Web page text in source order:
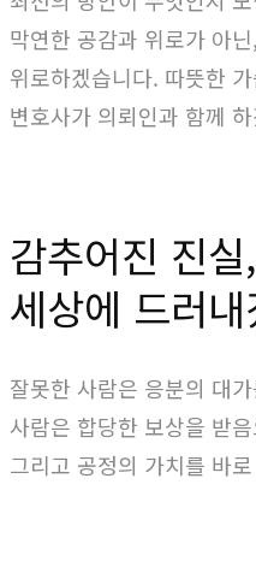
막연한 공감과 위로가 아
위로하겠습니다. 따뜻한
변호사가 의뢰인과 함께
감추어진 진
세상에 드러
잘못한 사람은 응분의 대
사람은 합당한 보상을 받
그리고 공정의 가치를 바